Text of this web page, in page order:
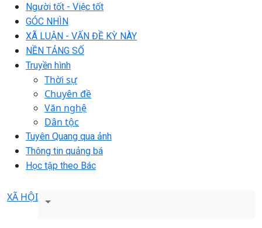
Người tốt - Việc tốt
GÓC NHÌN
XÃ LUẬN - VẤN ĐỀ KỲ NÀY
NỀN TẢNG SỐ
Truyền hình
Thời sự
Chuyên đề
Văn nghệ
Dân tộc
Tuyên Quang qua ảnh
Thông tin quảng bá
Học tập theo Bác
XÃ HỘI